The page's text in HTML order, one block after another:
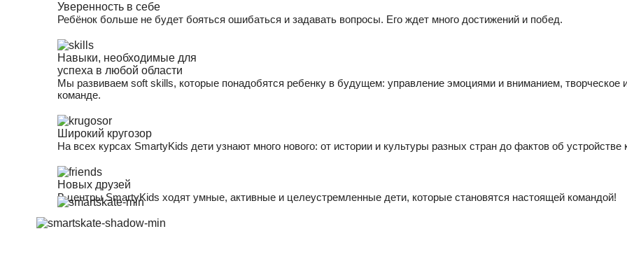
Уверенность в себе
Ребёнок больше не будет бояться ошибаться и задавать вопросы. Его ждет много достижений и побед.
Навыки, необходимые для
успеха в любой области
Мы развиваем soft skills, которые понадобятся ребенку в будущем: управление эмоциями и вниманием, творческое
команде.
Широкий кругозор
На всех курсах SmartyKids дети узнают много нового: от истории и культуры разных стран до фактов об устройстве
Новых друзей
В центры SmartyKids ходят умные, активные и целеустремленные дети, которые становятся настоящей командой!